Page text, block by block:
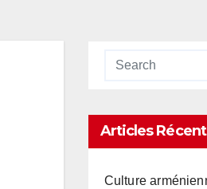
Articles
Culture